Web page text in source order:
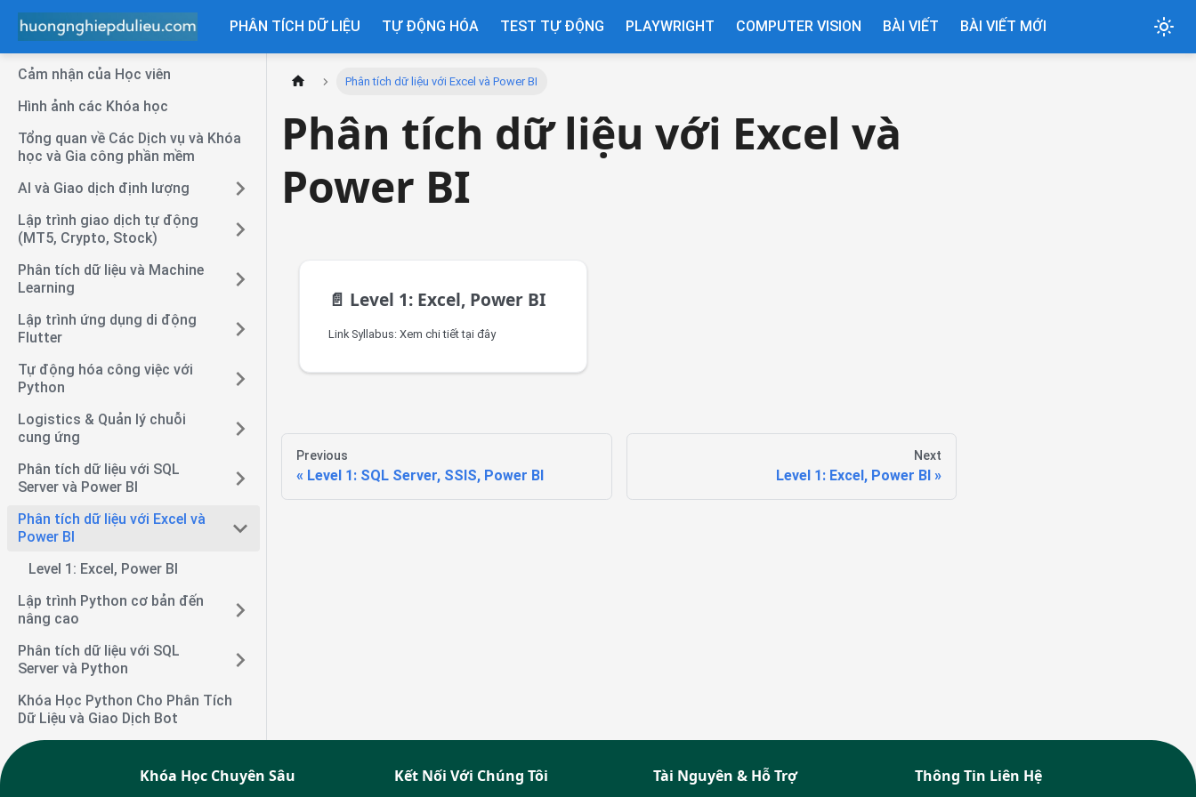
PHÂN TÍCH DỮ LIỆU TỰ ĐỘNG HÓA TEST TỰ ĐỘNG PLAYWRIGHT COMPUTER VISION BÀI VIẾT BÀI VIẾT MỚI
Cảm nhận của Học viên
Hình ảnh các Khóa học
Tổng quan về Các Dịch vụ và Khóa
học và Gia công phần mềm
AI và Giao dịch định lượng
Lập trình giao dịch tự động
(MT5, Crypto, Stock)
Phân tích dữ liệu và Machine
Learning
Lập trình ứng dụng di động
Flutter
Tự động hóa công việc với
Python
Logistics & Quản lý chuỗi
cung ứng
Phân tích dữ liệu với SQL
Server và Power BI
Phân tích dữ liệu với Excel và
Power BI
Level 1: Excel, Power BI
Lập trình Python cơ bản đến
nâng cao
Phân tích dữ liệu với SQL
Server và Python
Khóa Học Python Cho Phân Tích
Dữ Liệu và Giao Dịch Bot
Phân tích dữ liệu với Excel và Power BI
Phân tích dữ liệu với Excel và
Power BI
📄️ Level 1: Excel, Power BI
Link Syllabus: Xem chi tiết tại đây
Previous
Level 1: SQL Server, SSIS, Power BI
Next
Level 1: Excel, Power BI
Khóa Học Chuyên Sâu Kết Nối Với Chúng Tôi Tài Nguyên & Hỗ Trợ Thông Tin Liên Hệ